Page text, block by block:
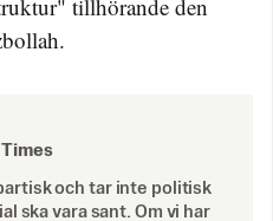
tillhörande den
och tar inte politisk
ska vara sant. Om vi har